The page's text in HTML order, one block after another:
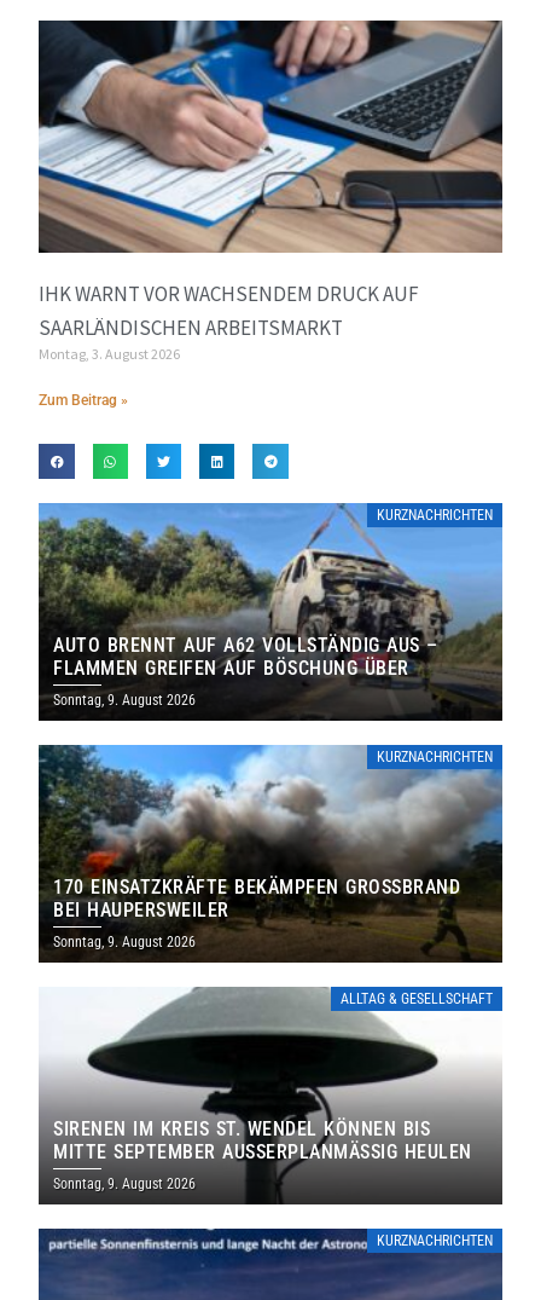
IHK WARNT VOR WACHSENDEM DRUCK AUF
SAARLÄNDISCHEN ARBEITSMARKT
Montag, 3. August 2026
Zum Beitrag »
KURZNACHRICHTEN
AUTO BRENNT AUF A62 VOLLSTÄNDIG AUS –
FLAMMEN GREIFEN AUF BÖSCHUNG ÜBER
Sonntag, 9. August 2026
KURZNACHRICHTEN
170 EINSATZKRÄFTE BEKÄMPFEN GROSSBRAND B
EI HAUPERSWEILER
Sonntag, 9. August 2026
ALLTAG & GESELLSCHAFT
SIRENEN IM KREIS ST. WENDEL KÖNNEN BIS
MITTE SEPTEMBER AUSSERPLANMÄSSIG HEULEN
Sonntag, 9. August 2026
KURZNACHRICHTEN